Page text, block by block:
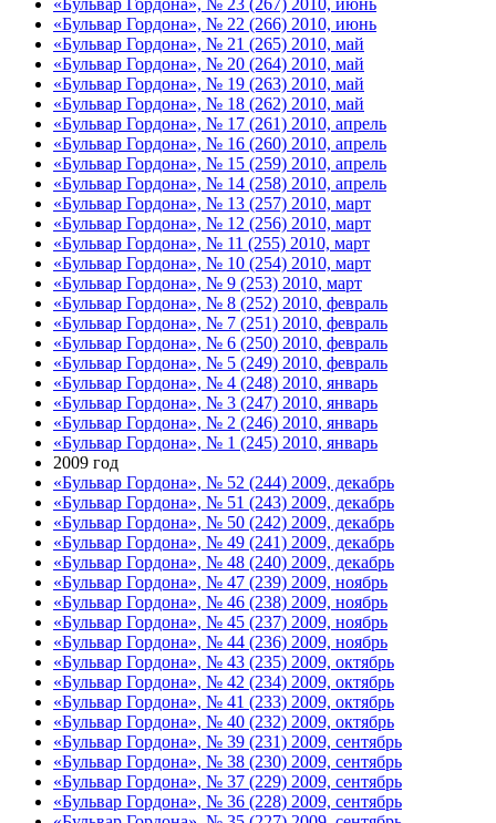
«Бульвар Гордона», № 22 (266) 2010, июнь
«Бульвар Гордона», № 21 (265) 2010, май
«Бульвар Гордона», № 20 (264) 2010, май
«Бульвар Гордона», № 19 (263) 2010, май
«Бульвар Гордона», № 18 (262) 2010, май
«Бульвар Гордона», № 17 (261) 2010, апрель
«Бульвар Гордона», № 16 (260) 2010, апрель
«Бульвар Гордона», № 15 (259) 2010, апрель
«Бульвар Гордона», № 14 (258) 2010, апрель
«Бульвар Гордона», № 13 (257) 2010, март
«Бульвар Гордона», № 12 (256) 2010, март
«Бульвар Гордона», № 11 (255) 2010, март
«Бульвар Гордона», № 10 (254) 2010, март
«Бульвар Гордона», № 9 (253) 2010, март
«Бульвар Гордона», № 8 (252) 2010, февраль
«Бульвар Гордона», № 7 (251) 2010, февраль
«Бульвар Гордона», № 6 (250) 2010, февраль
«Бульвар Гордона», № 5 (249) 2010, февраль
«Бульвар Гордона», № 4 (248) 2010, январь
«Бульвар Гордона», № 3 (247) 2010, январь
«Бульвар Гордона», № 2 (246) 2010, январь
«Бульвар Гордона», № 1 (245) 2010, январь
2009 год
«Бульвар Гордона», № 52 (244) 2009, декабрь
«Бульвар Гордона», № 51 (243) 2009, декабрь
«Бульвар Гордона», № 50 (242) 2009, декабрь
«Бульвар Гордона», № 49 (241) 2009, декабрь
«Бульвар Гордона», № 48 (240) 2009, декабрь
«Бульвар Гордона», № 47 (239) 2009, ноябрь
«Бульвар Гордона», № 46 (238) 2009, ноябрь
«Бульвар Гордона», № 45 (237) 2009, ноябрь
«Бульвар Гордона», № 44 (236) 2009, ноябрь
«Бульвар Гордона», № 43 (235) 2009, октябрь
«Бульвар Гордона», № 42 (234) 2009, октябрь
«Бульвар Гордона», № 41 (233) 2009, октябрь
«Бульвар Гордона», № 40 (232) 2009, октябрь
«Бульвар Гордона», № 39 (231) 2009, сентябрь
«Бульвар Гордона», № 38 (230) 2009, сентябрь
«Бульвар Гордона», № 37 (229) 2009, сентябрь
«Бульвар Гордона», № 36 (228) 2009, сентябрь